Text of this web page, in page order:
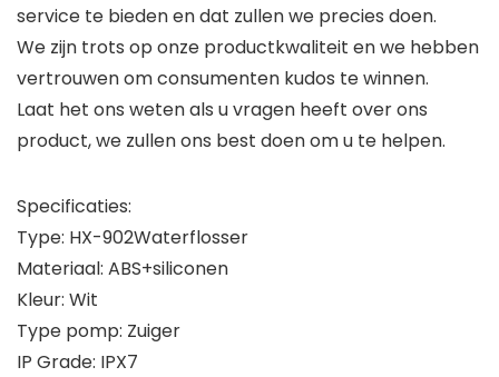
service te bieden en dat zullen we precies doen.
We zijn trots op onze productkwaliteit en we hebben
vertrouwen om consumenten kudos te winnen.
Laat het ons weten als u vragen heeft over ons
product, we zullen ons best doen om u te helpen.
Specificaties:
Type: HX-902Waterflosser
Materiaal: ABS+siliconen
Kleur: Wit
Type pomp: Zuiger
IP Grade: IPX7